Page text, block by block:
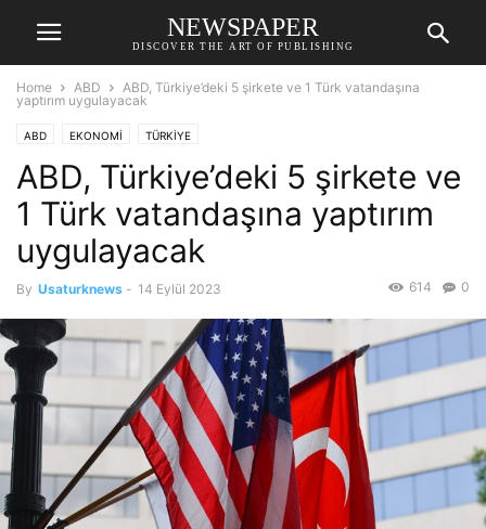
NEWSPAPER
DISCOVER THE ART OF PUBLISHING
Home ABD
ABD, Türkiye’deki 5 şirkete ve 1 Türk vatandaşına
yaptırım uygulayacak
ABD EKONOMİ TÜRKİYE
ABD, Türkiye’deki 5 şirkete ve
1 Türk vatandaşına yaptırım
uygulayacak
By Usaturknews - 14 Eylül 2023 0
614